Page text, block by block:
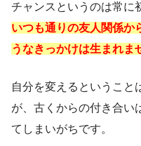
チャンスというのは常に
いつも通りの友人関係か
うなきっかけは生まれま
自分を変えるということ
が、古くからの付き合い
てしまいがちです。